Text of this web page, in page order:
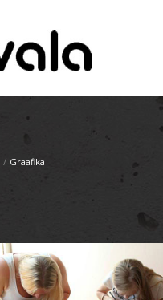
/ Graafika